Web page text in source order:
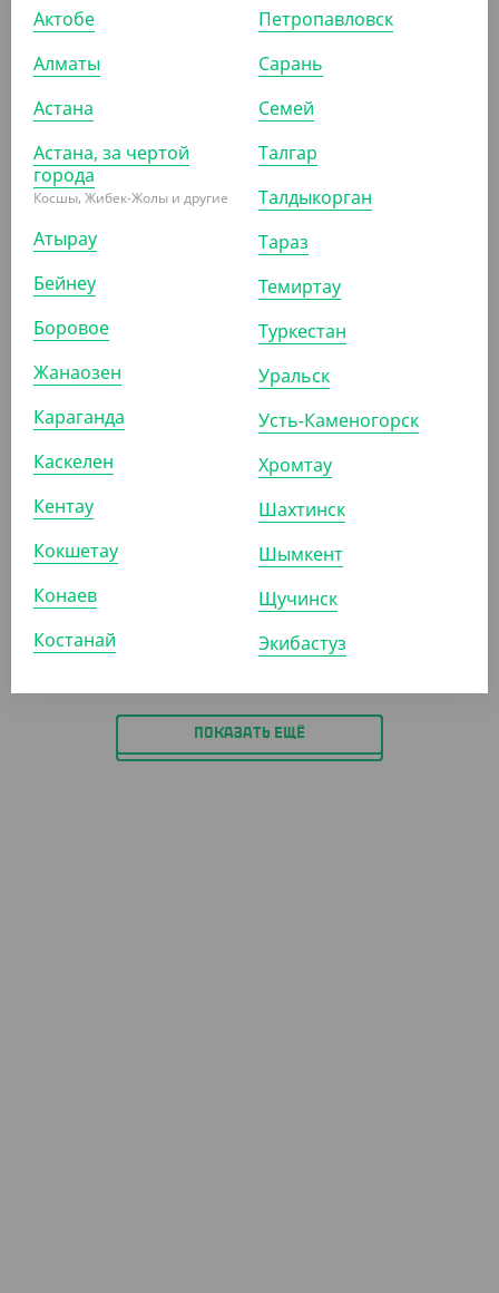
-10%
2 240
Перчатки нитриловые смотровые, черные, размер М
-10%
(2 240₸
Перчатки голубые нитриловые, смотровые,
неопудренные, размер L, Verde Vita
ШТ КОР (10)
ПОКАЗАТЬ ЕЩЁ
Актобе
Алматы
Астана
Астана, за чертой
города
Косшы, Жибек-Жолы и другие
Атырау
Бейнеу
Боровое
Жанаозен
Караганда
Каскелен
Кентау
Кокшетау
Конаев
Костанай
Петропавловск
Сарань
Семей
Талгар
Талдыкорган
Тараз
Темиртау
Туркестан
Уральск
Усть-Каменогорск
Хромтау
Шахтинск
Шымкент
Щучинск
Экибастуз